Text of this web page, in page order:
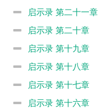
启示录 第二十一章
启示录 第二十章
启示录 第十九章
启示录 第十八章
启示录 第十七章
启示录 第十六章